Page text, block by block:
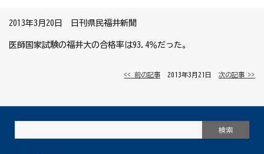
2013年3月20日 日刊県民福井新聞
医師国家試験の福井大の合格率は93.4％だった。
<< 前の記事 │ 2013年3月21日 │次の記事 >>